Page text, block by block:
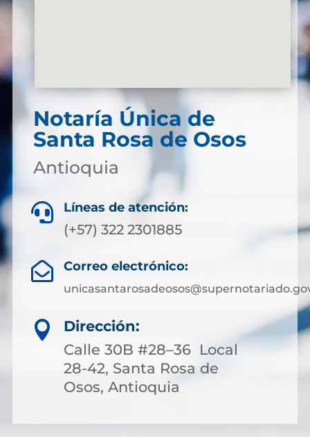
Notaría Única de
Santa Rosa de Osos
Antioquia
 Líneas de atención:
(+57) 322 2301885
 Correo electrónico:

Dirección:
Calle 30B #28–36 Local
28-42, Santa Rosa de
Osos, Antioquia